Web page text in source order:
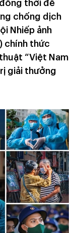
thời để
chống dịch
Nhiếp ảnh
chính thức
“Việt Nam
giải thưởng